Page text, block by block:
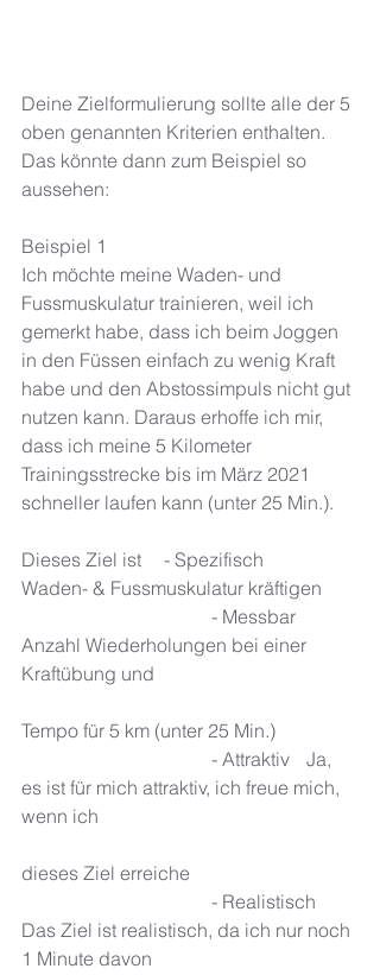
Deine Zielformulierung sollte alle der 5
oben genannten Kriterien enthalten.
Das könnte dann zum Beispiel so
aussehen:
Beispiel 1
Ich möchte meine Waden- und
Fussmuskulatur trainieren, weil ich
gemerkt habe, dass ich beim Joggen
in den Füssen einfach zu wenig Kraft
habe und den Abstossimpuls nicht gut
nutzen kann. Daraus erhoffe ich mir,
dass ich meine 5 Kilometer
Trainingsstrecke bis im März 2021
schneller laufen kann (unter 25 Min.).
Dieses Ziel ist 	- Spezifisch
Waden- & Fussmuskulatur kräftigen
Anzahl Wiederholungen bei einer
Kraftübung und
Tempo für 5 km (unter 25 Min.)
es ist für mich attraktiv, ich freue mich,
dieses Ziel erreiche
Das Ziel ist realistisch, da ich nur noch
1 Minute davon